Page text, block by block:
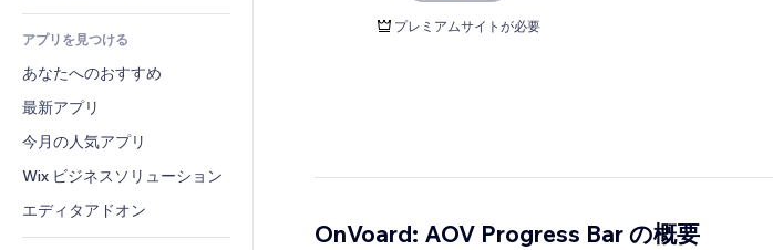
リスティング広告
メール
コンバージョン
会計
クーポン・特典
倉庫管理ソリューション
ドロップシッピング
食品・飲料
不動産
ブッキング
ポッドキャスト
写真
動画
PDF
ファイル共有
ニュース
プライバシー・セキュリティ
時計
ページテンプレート
画像効果
ボタン・メニュー
バナー・バッジ
電卓
検索
フォーム
ブログ
投票
チャット
コメント
電話
コミュニティィ
レビュー・お客さまの声
アプリを見つける
あなたへのおすすめ
最新アプリ
今月の人気アプリ
Wix ビジネスソリューション
エディタアドオン
プレミアムサイトが必要
OnVoard: AOV Progress Bar の概要